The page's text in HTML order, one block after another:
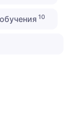
10